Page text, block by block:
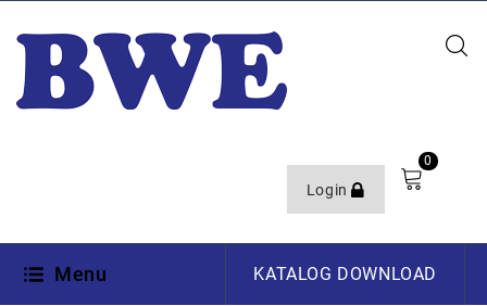
Login
0
Menu KATALOG DOWNLOAD